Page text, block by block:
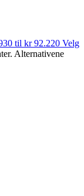
til kr 92.220 Velg
Alternativene